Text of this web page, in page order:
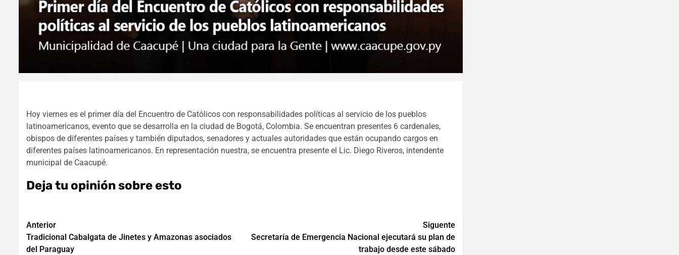
Hoy viernes es el primer día del Encuentro de Católicos con responsabilidades políticas al servicio de los pueblos
latinoamericanos, evento que se desarrolla en la ciudad de Bogotá, Colombia. Se encuentran presentes 6 cardenales,
obispos de diferentes países y también diputados, senadores y actuales autoridades que están ocupando cargos en
diferentes países latinoamericanos. En representación nuestra, se encuentra presente el Lic. Diego Riveros, intendente
municipal de Caacupé.
Deja tu opinión sobre esto
Navegación
de
Anterior
Tradicional Cabalgata de Jinetes y Amazonas asociados
del Paraguay
Siguente
Secretaría de Emergencia Nacional ejecutará su plan de
trabajo desde este sábado